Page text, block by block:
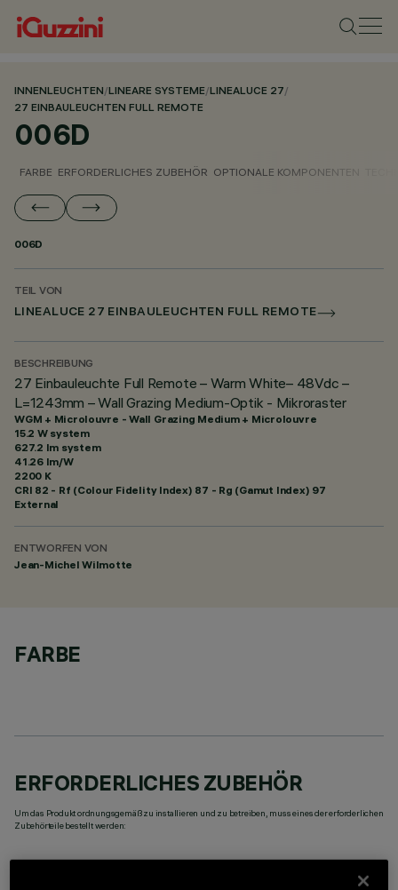
INNENLEUCHTEN/LINEARE SYSTEME/LINEALUCE 27/
27 EINBAULEUCHTEN FULL REMOTE
006D
FARBE ERFORDERLICHES ZUBEHÖR OPTIONALE KOMPONENTEN
006D
TEIL VON
LINEALUCE 27 EINBAULEUCHTEN FULL REMOTE
BESCHREIBUNG
27 Einbauleuchte Full Remote – Warm White– 48Vdc –
L=1243mm – Wall Grazing Medium-Optik - Mikroraster
WGM + Microlouvre - Wall Grazing Medium + Microlouvre
15.2 W system
627.2 lm system
41.26 lm/W
2200 K
CRI 82 - Rf (Colour Fidelity Index) 87 - Rg (Gamut Index) 97
External
ENTWORFEN VON
Jean-Michel Wilmotte
FARBE
ERFORDERLICHES ZUBEHÖR
Um das Produkt ordnungsgemäß zu installieren und zu betreiben, muss eines der erforderlichen
Zubehörteile bestellt werden: